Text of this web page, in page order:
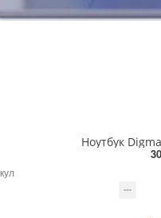
Ноутбук